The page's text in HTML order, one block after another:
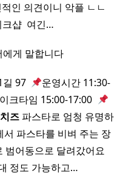
인 의견이니 악플 ㄴㄴ
크샵 ​ 여긴…
게 말합니다
97
운영시간 11:30-
크타임 15:00-17:00
치즈 파스타로 엄청 유명하
서 파스타를 비벼 주는 장
어동으로 달려갔어요
정도 가능하고…